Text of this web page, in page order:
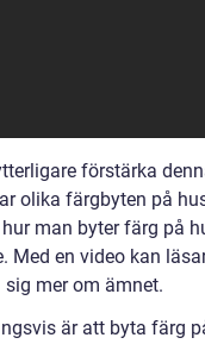
förstärka
olika färgbyten på
man byter färg på
Med en video kan
sig mer om ämnet.
är att byta färg